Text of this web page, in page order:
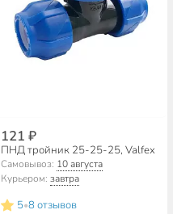
121 ₽
ПНД тройник 25-25-25, Valfex
Самовывоз: 10 августа
Курьером: завтра
5•8 отзывов